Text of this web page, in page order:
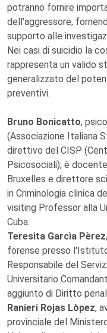
potranno fornire
dell'aggressore,
supporto alle
Nei casi di suicidio la
rappresenta un valido
generalizzato del
preventivi.
Bruno Bonicatto,
(Associazione Italiana
direttivo del CISP
Psicosociali), è
Bruxelles e direttore
in Criminologia clinica
visiting Professor alla
Cuba.
Teresita Garcìa Pèrez
forense presso
Responsabile del
Universitario
aggiunto di Diritto
Ranieri Rojas Lòpez,
provinciale del